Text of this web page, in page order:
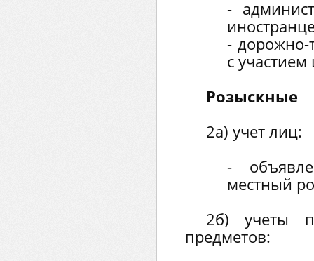
-
- дорожно-
с
Розыскные
2а) учет лиц:
-
местный
2б) учеты
предметов: